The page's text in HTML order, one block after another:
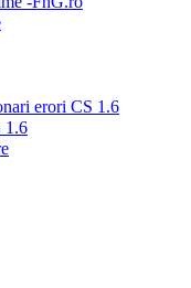
erori CS 1.6
1.6